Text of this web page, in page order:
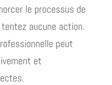
le processus de
aucune action.
peut
et